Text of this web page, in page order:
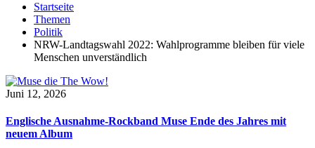
Startseite
Themen
Politik
NRW-Landtagswahl 2022: Wahlprogramme bleiben für viele
Menschen unverständlich
Juni 12, 2026
Englische Ausnahme-Rockband Muse Ende des Jahres mit
neuem Album